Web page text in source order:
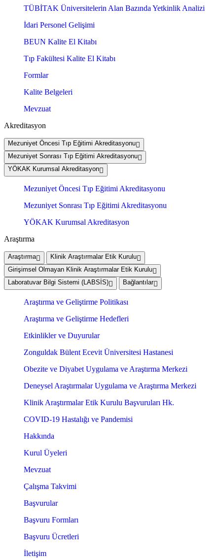
TÜBİTAK Üniversitelerin Alan Bazında Yetkinlik Analizi
İdari Personel Gelişimi
BEUN Kalite El Kitabı
Tıp Fakültesi Kalite El Kitabı
Formlar
Kalite Belgeleri
Mevzuat
Akreditasyon
Mezuniyet Öncesi Tıp Eğitimi Akreditasyonu
Mezuniyet Sonrası Tıp Eğitimi Akreditasyonu
YÖKAK Kurumsal Akreditasyon
Mezuniyet Öncesi Tıp Eğitimi Akreditasyonu
Mezuniyet Sonrası Tıp Eğitimi Akreditasyonu
YÖKAK Kurumsal Akreditasyon
Araştırma
Araştırma
Klinik Araştırmalar Etik Kurulu
Girişimsel Olmayan Klinik Araştırmalar Etik Kurulu
Laboratuvar Bilgi Sistemi (LABSİS)
Bağlantılar
Araştırma ve Geliştirme Politikası
Araştırma ve Geliştirme Hedefleri
Etkinlikler ve Duyurular
Zonguldak Bülent Ecevit Üniversitesi Hastanesi
Obezite ve Diyabet Uygulama ve Araştırma Merkezi
Deneysel Araştırmalar Uygulama ve Araştırma Merkezi
Klinik Araştırmalar Etik Kurulu Başvuruları Hk.
COVID-19 Hastalığı ve Pandemisi
Hakkında
Kurul Üyeleri
Mevzuat
Çalışma Takvimi
Başvurular
Başvuru Formları
Başvuru Ücretleri
İletişim